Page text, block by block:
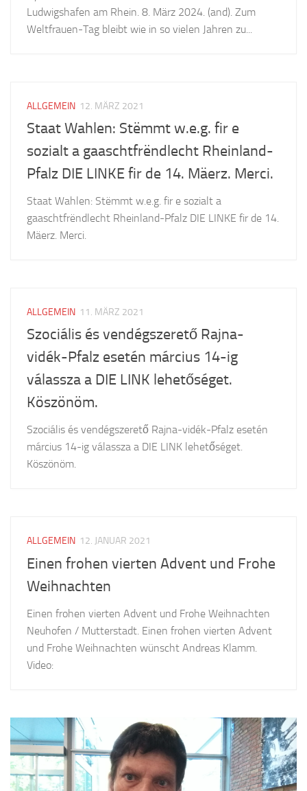
Ludwigshafen am Rhein. 8. März 2024. (and). Zum
Weltfrauen-Tag bleibt wie in so vielen Jahren zu...
ALLGEMEIN 12. MÄRZ 2021
Staat Wahlen: Stëmmt w.e.g. fir e
sozialt a gaaschtfrëndlecht Rheinland-
Pfalz DIE LINKE fir de 14. Mäerz. Merci.
Staat Wahlen: Stëmmt w.e.g. fir e sozialt a
gaaschtfrëndlecht Rheinland-Pfalz DIE LINKE fir de 14.
Mäerz. Merci.
ALLGEMEIN 11. MÄRZ 2021
Szociális és vendégszerető Rajna-
vidék-Pfalz esetén március 14-ig
válassza a DIE LINK lehetőséget.
Köszönöm.
Szociális és vendégszerető Rajna-vidék-Pfalz esetén
március 14-ig válassza a DIE LINK lehetőséget.
Köszönöm.
ALLGEMEIN 12. JANUAR 2021
Einen frohen vierten Advent und Frohe
Weihnachten
Einen frohen vierten Advent und Frohe Weihnachten
Neuhofen / Mutterstadt. Einen frohen vierten Advent
und Frohe Weihnachten wünscht Andreas Klamm.
Video: